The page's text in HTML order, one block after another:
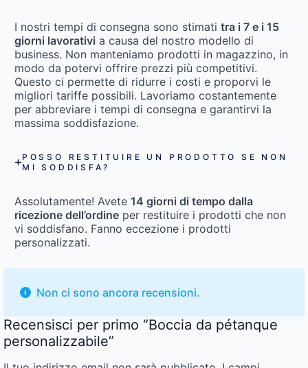
I nostri tempi di consegna sono stimati tra i 7 e i 15
giorni lavorativi a causa del nostro modello di
business. Non manteniamo prodotti in magazzino, in
modo da potervi offrire prezzi più competitivi.
Questo ci permette di ridurre i costi e proporvi le
migliori tariffe possibili. Lavoriamo costantemente
per abbreviare i tempi di consegna e garantirvi la
massima soddisfazione.
POSSO RESTITUIRE UN PRODOTTO SE NON
MI SODDISFA?
Assolutamente! Avete 14 giorni di tempo dalla
ricezione dell’ordine per restituire i prodotti che non
vi soddisfano. Fanno eccezione i prodotti
personalizzati.
Non ci sono ancora recensioni.
Recensisci per primo “Boccia da pétanque
personalizzabile”